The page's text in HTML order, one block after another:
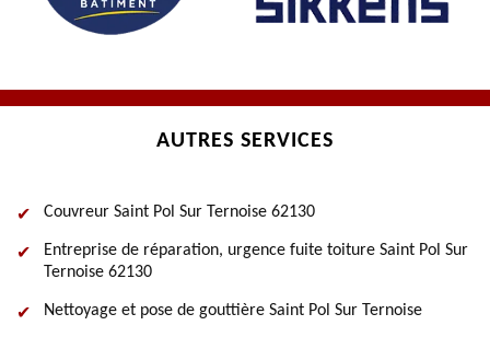
AUTRES SERVICES
Couvreur Saint Pol Sur Ternoise 62130
Entreprise de réparation, urgence fuite toiture Saint Pol Sur
Ternoise 62130
Nettoyage et pose de gouttière Saint Pol Sur Ternoise